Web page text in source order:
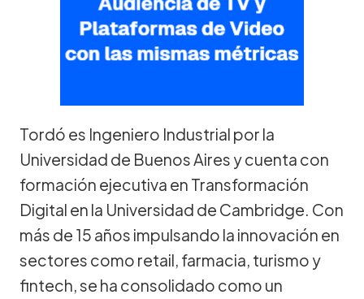
Tordó es Ingeniero Industrial por la
Universidad de Buenos Aires y cuenta con
formación ejecutiva en Transformación
Digital en la Universidad de Cambridge. Con
más de 15 años impulsando la innovación en
sectores como retail, farmacia, turismo y
fintech, se ha consolidado como un